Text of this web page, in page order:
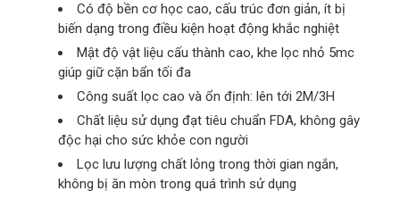
Có độ bền cơ học cao, cấu trúc đơn giản, ít bị
biến dạng trong điều kiện hoạt động khắc nghiệt
Mật độ vật liệu cấu thành cao, khe lọc nhỏ 5mc
giúp giữ cặn bẩn tối đa
Công suất lọc cao và ổn định: lên tới 2M/3H
Chất liệu sử dụng đạt tiêu chuẩn FDA, không gây
độc hại cho sức khỏe con người
Lọc lưu lượng chất lỏng trong thời gian ngắn,
không bị ăn mòn trong quá trình sử dụng